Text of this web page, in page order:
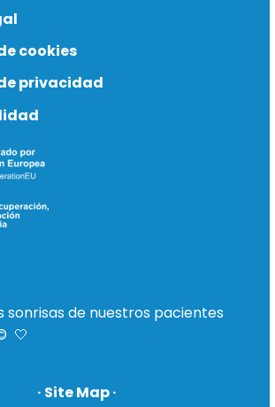
cookies
privacidad
sonrisas de nuestros pacientes
🤍
· Site Map ·